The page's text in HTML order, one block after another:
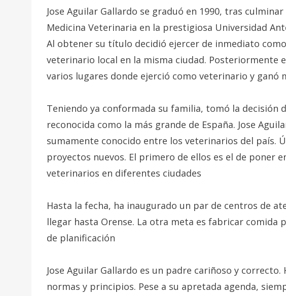
Jose Aguilar Gallardo se graduó en 1990, tras
Medicina Veterinaria en la prestigiosa Universidad
Al obtener su título decidió ejercer de inmediato
veterinario local en la misma ciudad. Posteriormente
varios lugares donde ejerció como veterinario y ganó
Teniendo ya conformada su familia, tomó la decisión
reconocida como la más grande de España. Jose
sumamente conocido entre los veterinarios del país.
proyectos nuevos. El primero de ellos es el de poner
veterinarios en diferentes ciudades
Hasta la fecha, ha inaugurado un par de centros de
llegar hasta Orense. La otra meta es fabricar comida
de planificación
Jose Aguilar Gallardo es un padre cariñoso y correcto.
normas y principios. Pese a su apretada agenda,